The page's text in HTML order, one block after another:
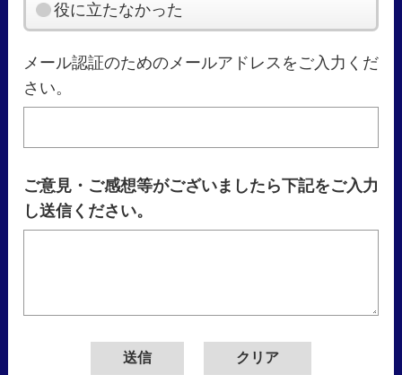
役に立たなかった
メール認証のためのメールアドレスをご入力くだ
さい。
ご意見・ご感想等がございましたら下記をご入力
し送信ください。